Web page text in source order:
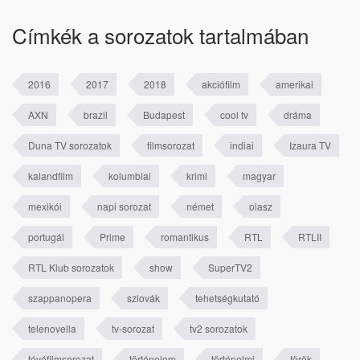
Címkék a sorozatok tartalmában
2016 2017 2018 akciófilm amerikai
AXN brazil Budapest cool tv dráma
Duna TV sorozatok filmsorozat indiai Izaura TV
kalandfilm kolumbiai krimi magyar
mexikói napi sorozat német olasz
portugál Prime romantikus RTL RTLII
RTL Klub sorozatok show SuperTV2
szappanopera szlovák tehetségkutató
telenovella tv-sorozat tv2 sorozatok